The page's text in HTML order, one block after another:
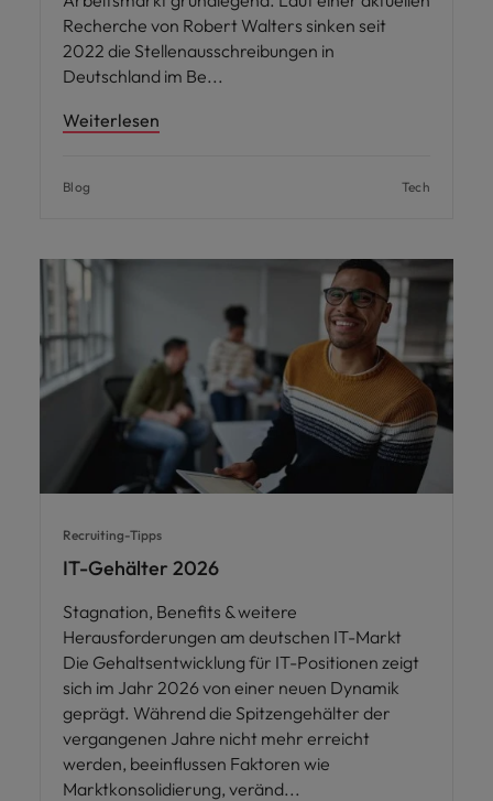
Recherche von Robert Walters sinken seit
2022 die Stellenausschreibungen in
Deutschland im Be
Weiterlesen
Blog Tech
Recruiting-Tipps
IT-Gehälter 2026
Stagnation, Benefits & weitere
Herausforderungen am deutschen IT-Markt
Die Gehaltsentwicklung für IT-Positionen zeigt
sich im Jahr 2026 von einer neuen Dynamik
geprägt. Während die Spitzengehälter der
vergangenen Jahre nicht mehr erreicht
werden, beeinflussen Faktoren wie
Marktkonsolidierung, veränd